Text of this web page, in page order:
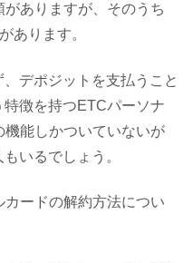
ありますが、そのうち
あります。
デポジットを支払うこと
徴を持つETCパーソナ
能しかついていないが
いるでしょう。
ードの解約方法につい